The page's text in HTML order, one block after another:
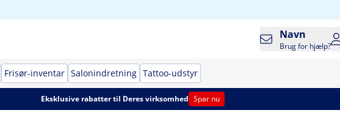
Navn
Brug for hjælp?
Frisør-inventar Salonindretning Tattoo-udstyr
Eksklusive rabatter til Deres virksomhed Spar nu